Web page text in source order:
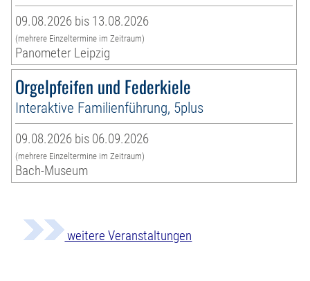
09.08.2026 bis 13.08.2026
(mehrere Einzeltermine im Zeitraum)
Panometer Leipzig
Orgelpfeifen und Federkiele
Interaktive Familienführung, 5plus
09.08.2026 bis 06.09.2026
(mehrere Einzeltermine im Zeitraum)
Bach-Museum
weitere Veranstaltungen